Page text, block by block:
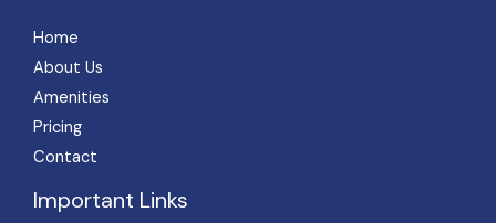
Home
About Us
Amenities
Pricing
Contact
Important Links